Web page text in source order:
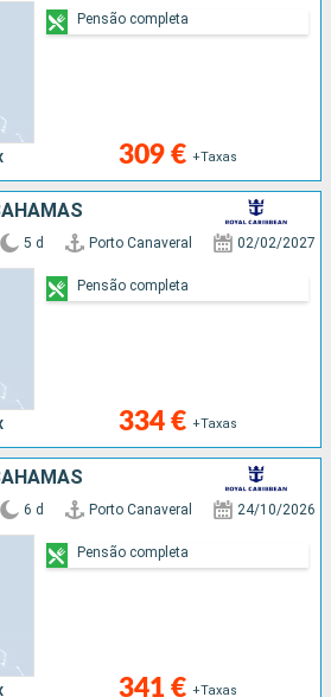
309 € +Taxas
Pensão completa
5 d Porto Canaveral 02/02/2027
334 € +Taxas
Pensão completa
6 d Porto Canaveral 24/10/2026
341 € +Taxas
Pensão completa